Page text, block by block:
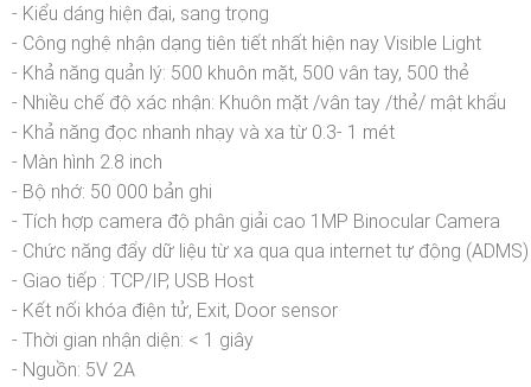
- Kiểu dáng hiện đại, sang trọng
- Công nghệ nhận dạng tiên tiết nhất hiện nay Visible Light
- Khả năng quản lý: 500 khuôn mặt, 500 vân tay, 500 thẻ
- Nhiều chế độ xác nhận: Khuôn mặt /vân tay /thẻ/ mật khẩu
- Khả năng đọc nhanh nhạy và xa từ 0.3- 1 mét
- Màn hình 2.8 inch
- Bộ nhớ: 50 000 bản ghi
- Tích hợp camera độ phân giải cao 1MP Binocular Camera
- Chức năng đẩy dữ liệu từ xa qua qua internet tự động (ADMS)
- Giao tiếp : TCP/IP, USB Host
- Kết nối khóa điện tử, Exit, Door sensor
- Thời gian nhận diện: < 1 giây
- Nguồn: 5V 2A